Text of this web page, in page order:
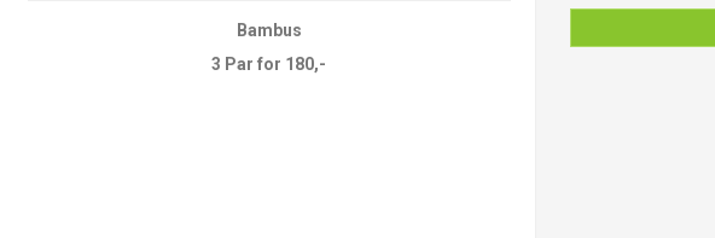
Bambus
3 Par for 180,-